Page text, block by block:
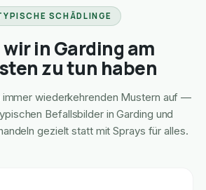
SCHÄDLINGE
in Garding am
zu tun haben
immer wiederkehrenden Mustern auf —
Befallsbilder in Garding und
gezielt statt mit Sprays für alles.